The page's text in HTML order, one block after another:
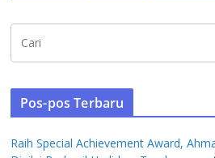
Pos-pos Terbaru
Raih Special Achievement Award,